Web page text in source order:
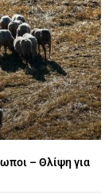
– Θλίψη για